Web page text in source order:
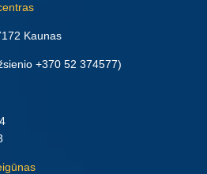
Kaunas
+370 52 374577)